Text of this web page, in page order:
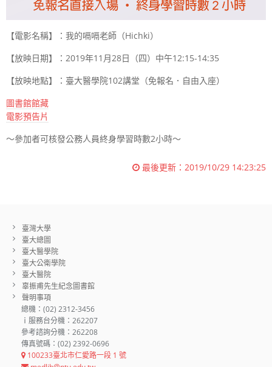
【電影名稱】：我的嗝嗝老師（Hichki）
【放映日期】：2019年11月28日（四）中午12:15-14:35
【放映地點】：臺大醫學院102講堂（免報名．自由入座）
圖書館館藏
電影預告片
～參加者可核發公務人員終身學習時數2小時～
最後更新： 2019/10/29 14:23:25
臺灣大學
臺大總圖
臺大醫學院
臺大公衛學院
臺大醫院
辜振甫先生紀念圖書館
聲明事項
總機：(02) 2312-3456
ｉ服務台分機：262207
參考諮詢分機：262208
傳真號碼：(02) 2392-0696
100233臺北市仁愛路一段 1 號